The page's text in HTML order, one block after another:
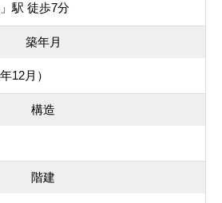
駅 徒歩7分
築年月
12月）
構造
階建